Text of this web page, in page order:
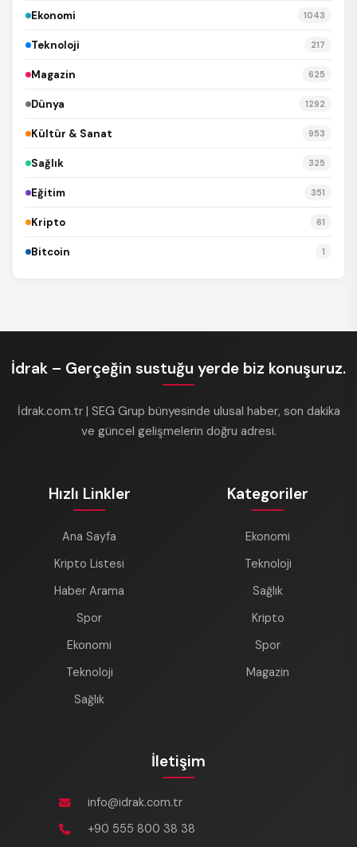
Ekonomi 1043
Teknoloji 217
Magazin 625
Dünya 1292
Kültür & Sanat 953
Sağlık 325
Eğitim 351
Kripto 61
Bitcoin 1
İdrak – Gerçeğin sustuğu yerde biz konuşuruz.
İdrak.com.tr | SEG Grup bünyesinde ulusal haber, son dakika
ve güncel gelişmelerin doğru adresi.
Hızlı Linkler
Ana Sayfa
Kripto Listesi
Haber Arama
Spor
Ekonomi
Teknoloji
Sağlık
Kategoriler
Ekonomi
Teknoloji
Sağlık
Kripto
Spor
Magazin
İletişim
info@idrak.com.tr
+90 555 800 38 38